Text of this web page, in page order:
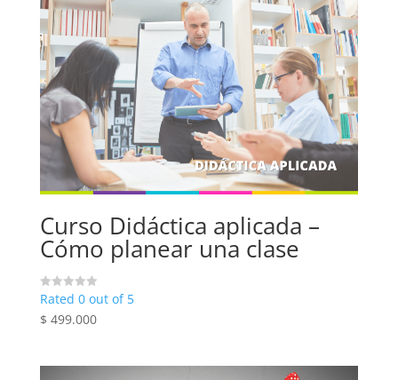
Curso Didáctica aplicada –
Cómo planear una clase
Rated 0 out of 5
$ 499.000